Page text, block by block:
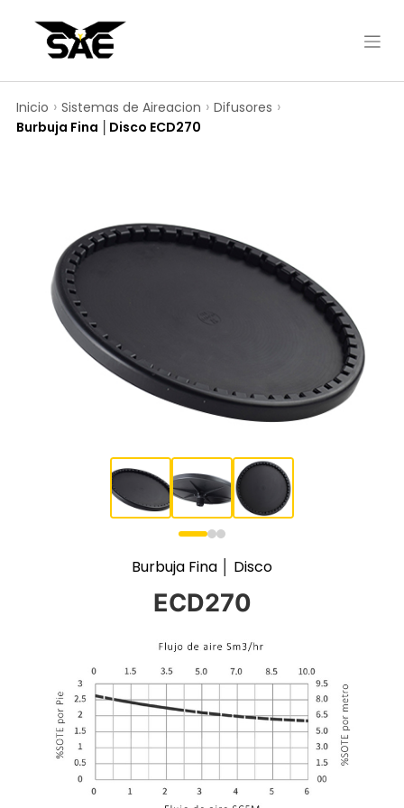
Inicio Sistemas de Aireacion
Difusores
Burbuja Fina │Disco ECD270
Burbuja Fina │ Disco
ECD270